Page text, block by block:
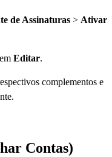
de Assinaturas > Ativar
Editar.
complementos e
Contas)